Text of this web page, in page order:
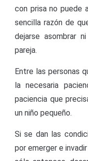
con prisa no puede
sencilla razón de
dejarse asombrar
pareja.
Entre las personas
la necesaria
paciencia que
un niño pequeño.
Si se dan las
por emerger e